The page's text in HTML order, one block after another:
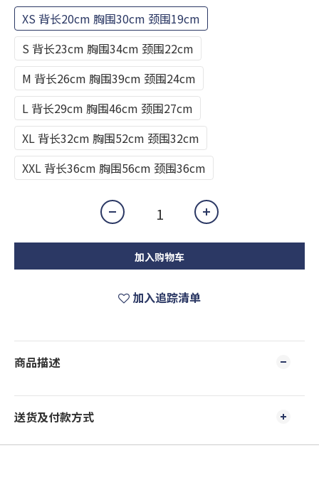
XS 背长20cm 胸围30cm 颈围19cm
S 背长23cm 胸围34cm 颈围22cm
M 背长26cm 胸围39cm 颈围24cm
L 背长29cm 胸围46cm 颈围27cm
XL 背长32cm 胸围52cm 颈围32cm
XXL 背长36cm 胸围56cm 颈围36cm
加入购物车
加入追踪清单
商品描述
送货及付款方式